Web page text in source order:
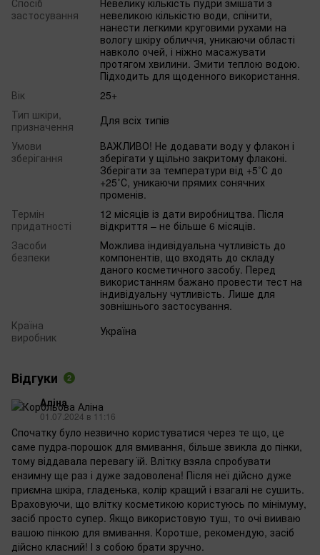
Спосіб
застосування
Невелику кількість пудри змішати з
невеликою кількістю води, спінити,
нанести легкими круговими рухами на
вологу шкіру обличчя, уникаючи області
навколо очей, і ніжно масажувати
протягом хвилини. Змити теплою водою.
Підходить для щоденного використання.
Вік
25+
Тип шкіри,
призначення
Для всіх типів
Умови
зберігання
ВАЖЛИВО! Не додавати воду у флакон і
зберігати у щільно закритому флаконі.
Зберігати за температури від +5˚С до
+25˚С, уникаючи прямих сонячних
променів.
Термін
придатності
12 місяців із дати виробництва. Після
відкриття – не більше 6 місяців.
Засоби
безпеки
Можлива індивідуальна чутливість до
компонентів, що входять до складу
даного косметичного засобу. Перед
використанням бажано провести тест на
індивідуальну чутливість. Лише для
зовнішнього застосування.
Країна
виробник
Україна
Відгуки 2
Аліна
01.07.2024 в 11:16
Спочатку було незвично користуватися через те що, це
саме пудра-порошок для вмивання, більше звикла до пінки,
тому віддавала перевагу їй. Влітку взяла спробувати
ензимну ще раз і дуже задоволена! Після неї дійсно дуже
приємна шкіра, гладенька, колір кращий і взагалі не сушить.
Враховуючи, що влітку косметикою користуюсь по мінімуму,
засіб просто супер. Якщо використовую туш, то очі вииваю
вашою пінкою для вмивання. Коротше, рекомендую, засіб
дійсно класний! І з собою брати зручно.